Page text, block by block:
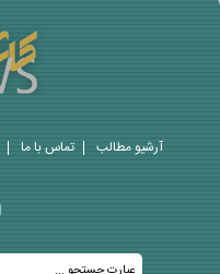
آرشیو مطالب تماس با ما